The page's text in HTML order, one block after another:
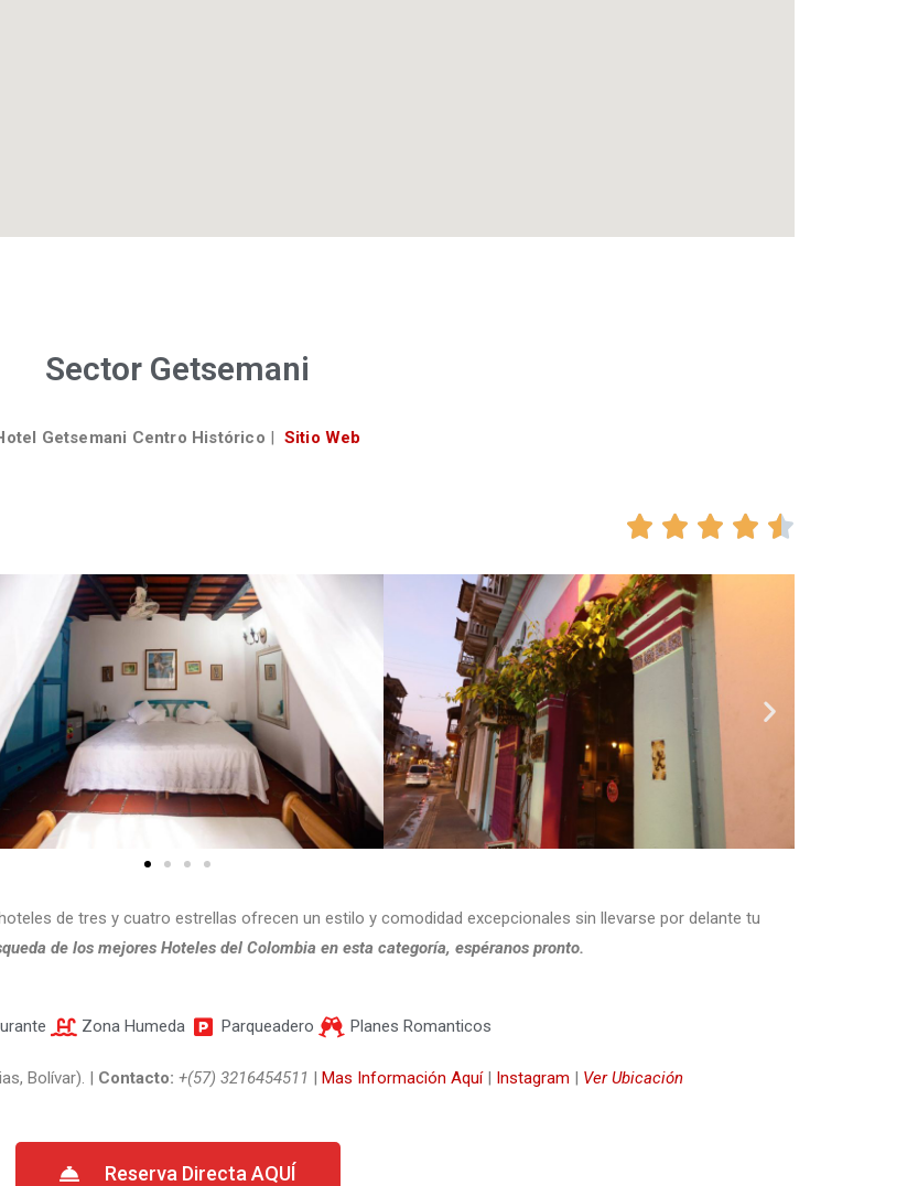
Sector Getsemani
Getsemani Centro Histórico | Sitio Web
    
de tres y cuatro estrellas ofrecen un estilo y comodidad excepcionales sin llevarse por delante tu
de los mejores Hoteles del Colombia en esta categoría, espéranos pronto.
Zona Humeda Parqueadero Planes Romanticos
Bolívar). | Contacto: +(57) 3216454511 | Mas Información Aquí| Instagram | Ver Ubicación
Reserva Directa AQUÍ​